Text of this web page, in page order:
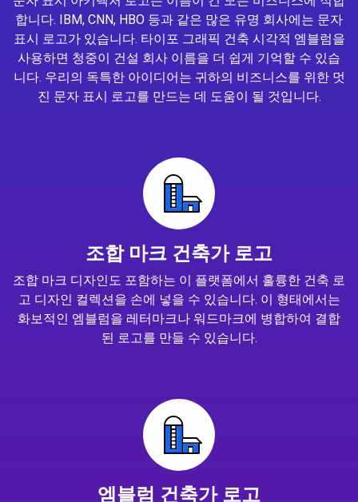
합니다. IBM, CNN, HBO 등과 같은 많은 유명 회사에는 문자
표시 로고가 있습니다. 타이포 그래픽 건축 시각적 엠블럼을
사용하면 청중이 건설 회사 이름을 더 쉽게 기억할 수 있습
니다. 우리의 독특한 아이디어는 귀하의 비즈니스를 위한 멋
진 문자 표시 로고를 만드는 데 도움이 될 것입니다.
조합 마크 건축가 로고
조합 마크 디자인도 포함하는 이 플랫폼에서 훌륭한 건축 로
고 디자인 컬렉션을 손에 넣을 수 있습니다. 이 형태에서는
화보적인 엠블럼을 레터마크나 워드마크에 병합하여 결합
된 로고를 만들 수 있습니다.
엠블럼 건축가 로고